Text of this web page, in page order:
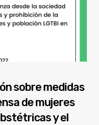
sobre medidas
de mujeres
y el